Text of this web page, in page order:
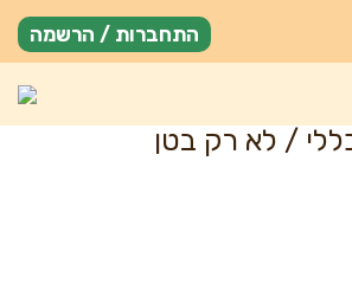
התחברות / הרשמה
/ לא רק בטן